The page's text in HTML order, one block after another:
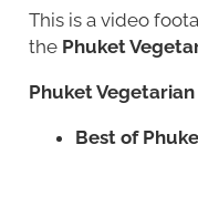
This is a video
the Phuket
Phuket Vegetarian
Best of